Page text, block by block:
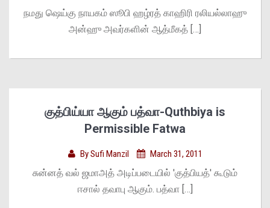
நமது ஷெய்கு நாயகம் ஸூபி ஹழ்ரத் காஹிரி ரலியல்லாஹு
அன்ஹு அவர்களின் ஆத்மீகத் […]
குத்பிய்யா ஆகும் பத்வா-Quthbiya is
Permissible Fatwa
BySufi Manzil March 31, 2011
சுன்னத் வல் ஜமாஅத் அடிப்படையில் 'குத்பியத்' கூடும்
ஈசால் தவாபு ஆகும். பத்வா […]